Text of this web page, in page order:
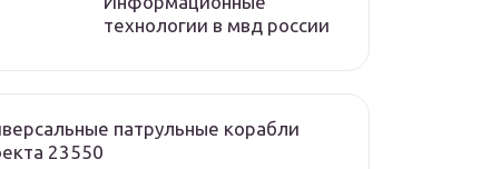
технологии в мвд россии
патрульные корабли
23550